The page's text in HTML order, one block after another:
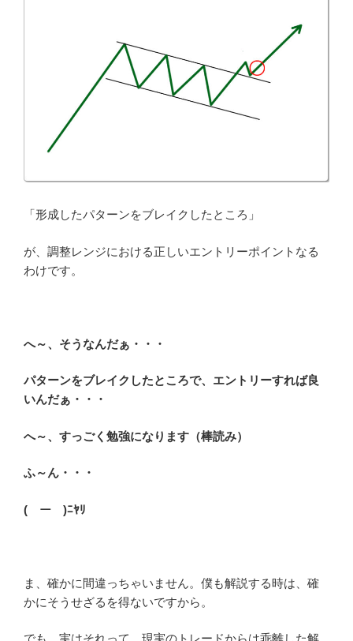
「形成したパターンをブレイクしたところ」
が、調整レンジにおける正しいエントリーポイントなる
わけです。
へ～、そうなんだぁ・・・
パターンをブレイクしたところで、エントリーすれば良
いんだぁ・・・
へ～、すっごく勉強になります（棒読み）
ふ～ん・・・
(￣ー￣)ﾆﾔﾘ
ま、確かに間違っちゃいません。僕も解説する時は、確
かにそうせざるを得ないですから。